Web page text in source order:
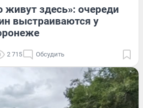
живут здесь»: очереди
выстраиваются у
2 715 Обсудить